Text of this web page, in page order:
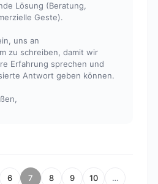
Lösung (Beratung,
Geste).
uns an
zu schreiben, damit wir
Erfahrung sprechen und
Antwort geben können.
6 7 8 9 10 …